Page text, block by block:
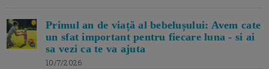
Primul an de viață al bebelușului: Avem cate
un sfat important pentru fiecare luna - si ai
sa vezi ca te va ajuta
10/7/2026